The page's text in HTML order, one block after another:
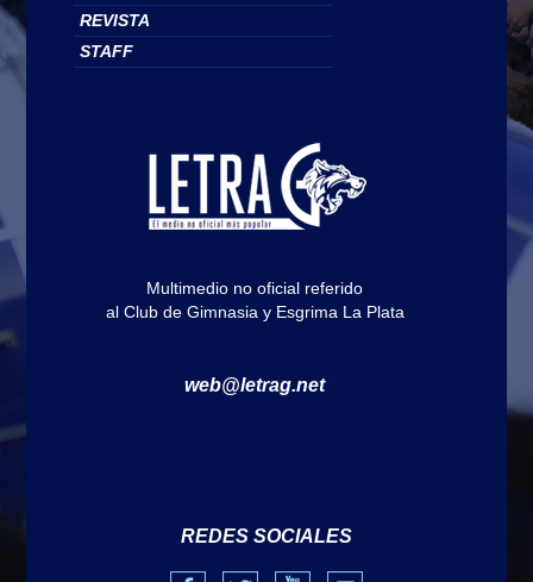
REVISTA
STAFF
Multimedio no oficial referido
al Club de Gimnasia y Esgrima La Plata
web@letrag.net
REDES SOCIALES